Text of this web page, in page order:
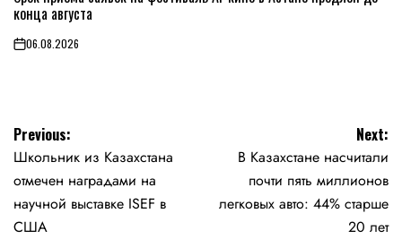
конца августа
on06.08.2026
Навигация
по
записям
Previous:
Школьник из Казахстана
отмечен наградами на
научной выставке ISEF в
США
Next:
В Казахстане насчитали
почти пять миллионов
легковых авто: 44% старше
20 лет